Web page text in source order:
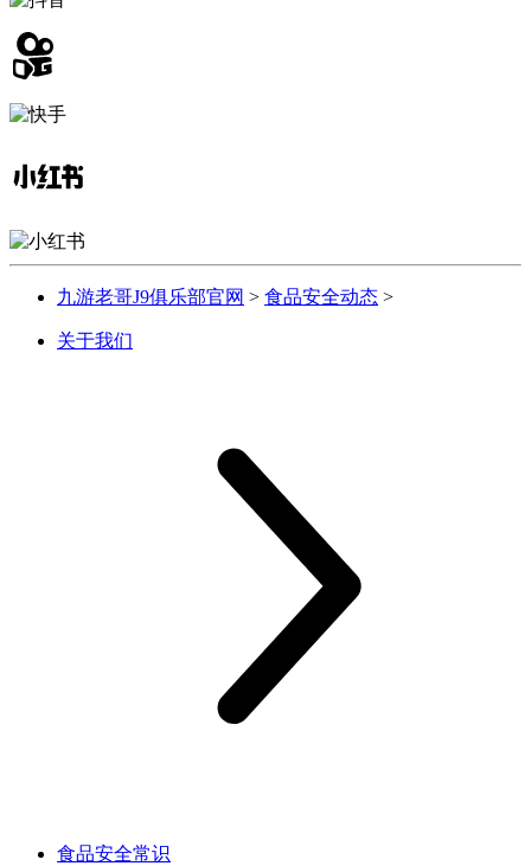
九游老哥J9俱乐部官网 > 食品安全动态 >
关于我们
食品安全常识